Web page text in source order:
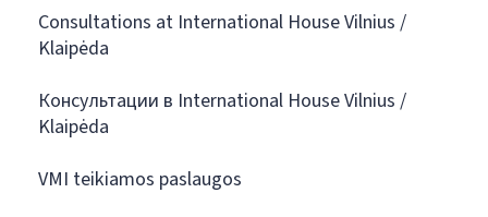
Consultations at International House Vilnius /
Klaipėda
Консультации в International House Vilnius /
Klaipėda
VMI teikiamos paslaugos